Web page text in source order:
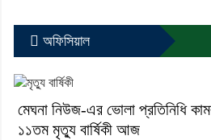
অফিসিয়াল
মেঘনা নিউজ-এর ভোলা প্রতিনিধি
১১তম মৃত্যু বার্ষিকী আজ